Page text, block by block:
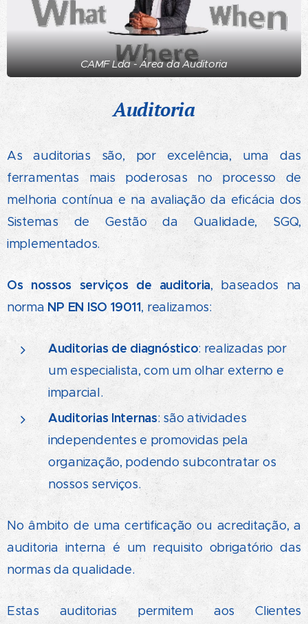
CAMF Lda - Área da Auditoria
Auditoria
As auditorias são, por excelência, uma das
ferramentas mais poderosas no processo de
melhoria contínua e na avaliação da eficácia dos
Sistemas de Gestão da Qualidade, SGQ,
implementados.
Os nossos serviços de auditoria, baseados na
norma NP EN ISO 19011, realizamos:
Auditorias de diagnóstico: realizadas por
um especialista, com um olhar externo e
imparcial.
Auditorias Internas: são atividades
independentes e promovidas pela
organização, podendo subcontratar os
nossos serviços.
No âmbito de uma certificação ou acreditação, a
auditoria interna é um requisito obrigatório das
normas da qualidade.
Estas auditorias permitem aos Clientes